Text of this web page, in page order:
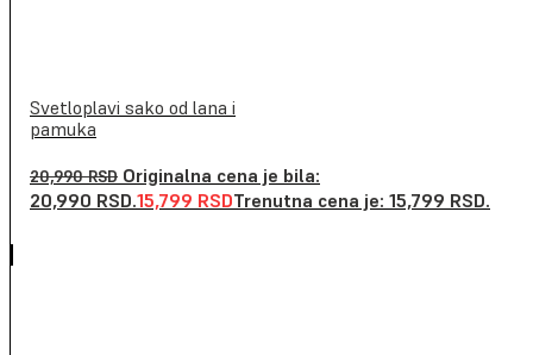
Svetloplavi sako od lana i
pamuka
20,990RSD Originalna cena je bila:
20,990 RSD.15,799 RSDTrenutna cena je: 15,799 RSD.